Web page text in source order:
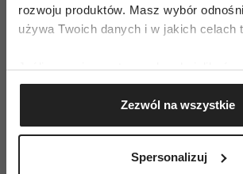
rozwoju produktów. Masz wybór
używa Twoich danych i w jakich celach
Jeśli wyrazisz na to zgodę,
Gromadzić dane dotyczące
geograficznej z dokładnością
Identyfikować Twoje
(fingerprinting, czyli wirtualny odcisk
Zezwól na wszystkie
Spersonalizuj
„Myślałam, że umieram”. Psychiatra
wyjaśnia, kiedy lęk naprawdę staje
RELACJE
odbierają go jako brak pewności